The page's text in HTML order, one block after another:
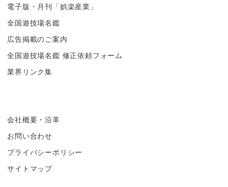
電子版・月刊「娯楽産業」
全国遊技場名鑑
広告掲載のご案内
全国遊技場名鑑 修正依頼フォーム
業界リンク集
会社概要・沿革
お問い合わせ
プライバシーポリシー
サイトマップ